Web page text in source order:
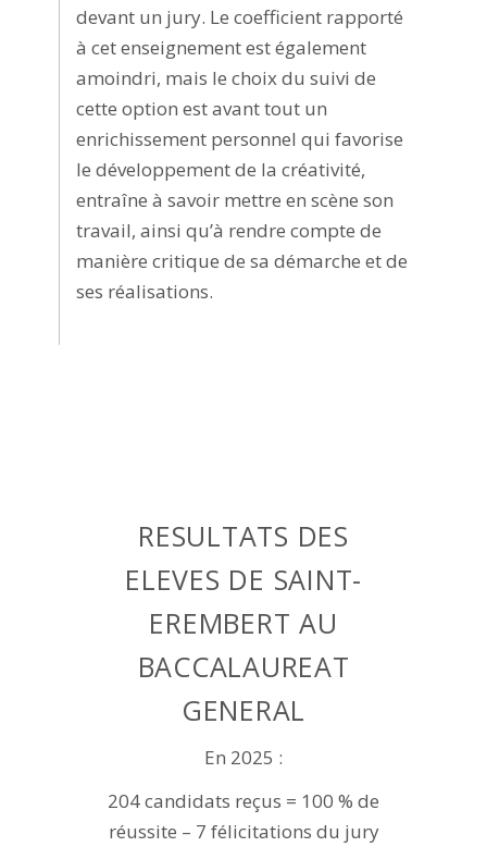
devant un jury. Le coefficient rapporté
à cet enseignement est également
amoindri, mais le choix du suivi de
cette option est avant tout un
enrichissement personnel qui favorise
le développement de la créativité,
entraîne à savoir mettre en scène son
travail, ainsi qu’à rendre compte de
manière critique de sa démarche et de
ses réalisations.
RESULTATS DES
ELEVES DE SAINT-
EREMBERT AU
BACCALAUREAT
GENERAL
En 2025 :
204 candidats reçus = 100 % de
réussite – 7 félicitations du jury